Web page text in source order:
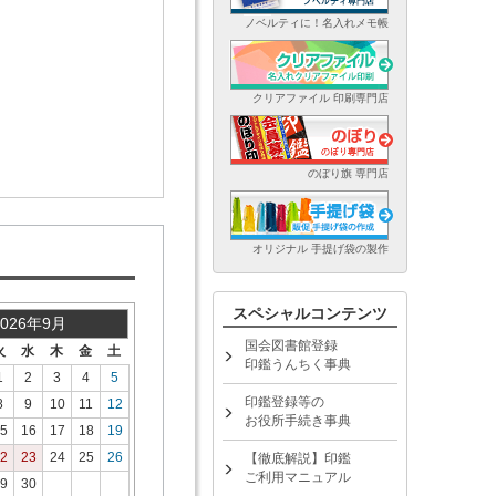
年9月
水 木 金
土
2 3 4
5
9 10 11
12
16 17 18
19
23 24 25
26
30
ノベルティに！名入れメモ帳
クリアファイル 印刷専門店
のぼり旗 専門店
オリジナル 手提げ袋の製作
スペシャルコンテンツ
国会図書館登録
印鑑うんちく事典
印鑑登録等の
お役所手続き事典
【徹底解説】印鑑
ご利用マニュアル